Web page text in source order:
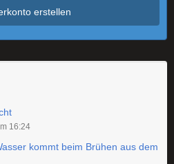
erstellen
16:24
kommt beim Brühen aus dem